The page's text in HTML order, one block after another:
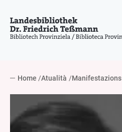
Home Atualità Manifestazions